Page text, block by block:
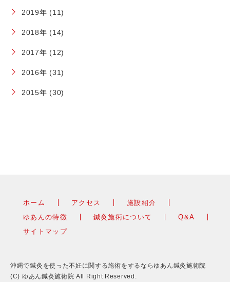
2019年 (11)
2018年 (14)
2017年 (12)
2016年 (31)
2015年 (30)
ホーム アクセス
施設紹介
ゆあんの特徴
鍼灸施術について
Q&A
サイトマップ
沖縄で鍼灸を使った不妊に関する施術をするならゆあん鍼灸施術院
(C) ゆあん鍼灸施術院 All Right Reserved.